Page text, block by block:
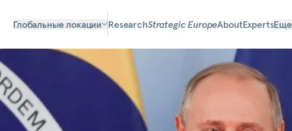
Глобальные локации ResearchStrategic EuropeAboutExpertsЕще